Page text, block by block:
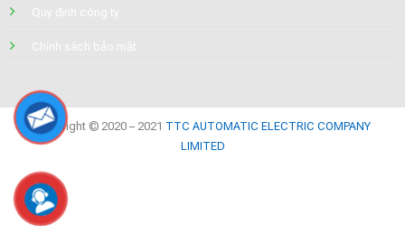
Quy định công ty
Chính sách bảo mật
Copyright © 2020 – 2021 TTC AUTOMATIC ELECTRIC COMPANY
LIMITED